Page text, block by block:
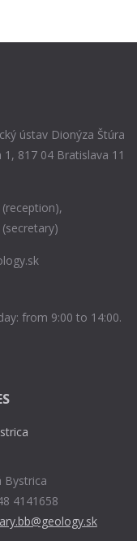
ústav Dionýza Štúra
1, 817 04 Bratislava 11
from 9:00 to 14:00.
Bystrica
4141658